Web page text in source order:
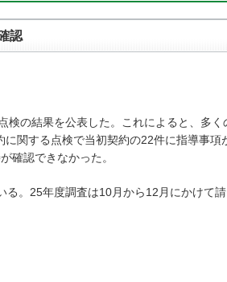
認
の結果を公表した。これによると、多く
関する点検で当初契約の22件に指導事項
確認できなかった。
。25年度調査は10月から12月にかけて請